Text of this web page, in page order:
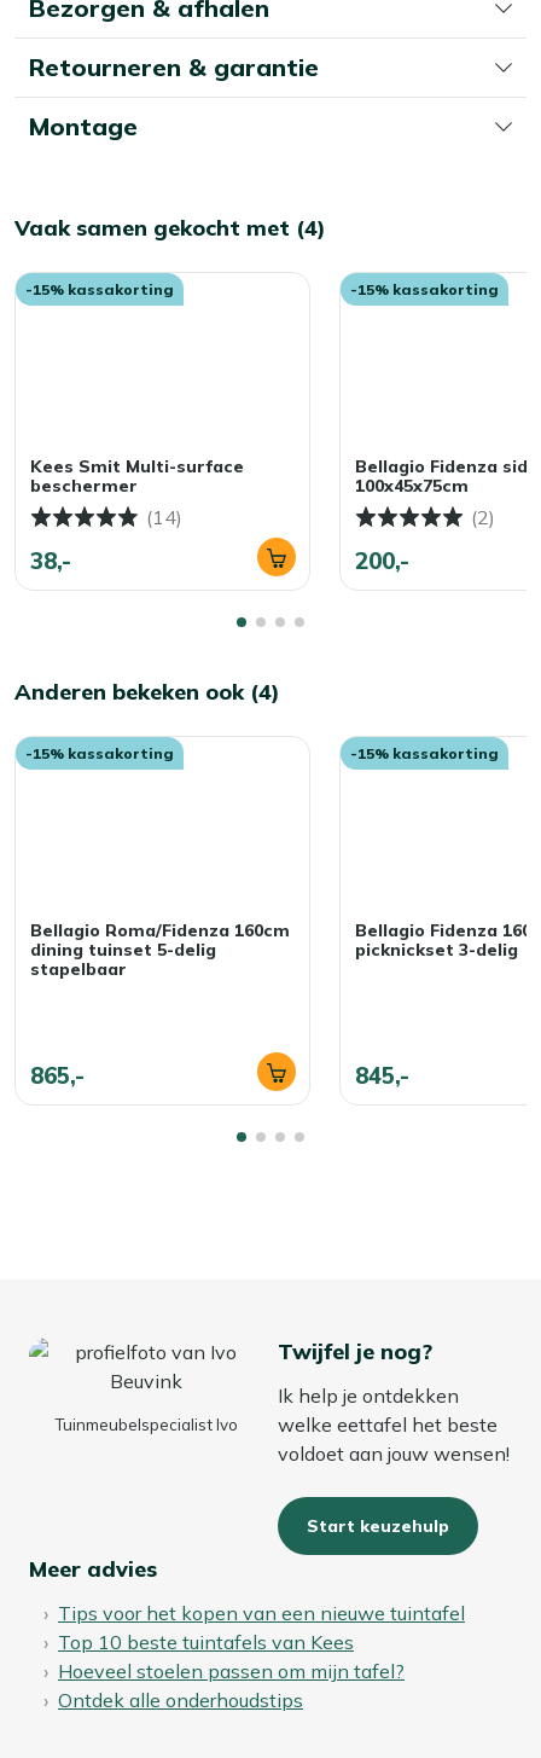
Bezorgen & afhalen
Retourneren & garantie
Montage
Vaak samen gekocht met (4)
-15% kassakorting
Kees Smit Multi-surface
beschermer
(14)
38,-
-15% kassakorting
Bellagio Fidenza
100x45x75cm
(2)
200,-
Anderen bekeken ook (4)
-15% kassakorting
Bellagio Roma/Fidenza 160cm
dining tuinset 5-delig
stapelbaar
865,-
-15% kassakorting
Bellagio Fidenza
picknickset 3-delig
845,-
Tuinmeubelspecialist Ivo
Twijfel je nog?
Ik help je ontdekken
welke eettafel het beste
voldoet aan jouw wensen!
Start keuzehulp
Meer advies
Tips voor het kopen van een nieuwe tuintafel
Top 10 beste tuintafels van Kees
Hoeveel stoelen passen om mijn tafel?
Ontdek alle onderhoudstips